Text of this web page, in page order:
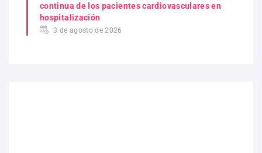
continua de los pacientes cardiovasculares en
hospitalización
3 de agosto de 2026